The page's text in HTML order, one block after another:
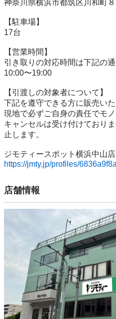
神奈川県横浜市都筑区川和町８
【駐⾞場】
17台
【営業時間】
引き取りの対応時間は下記の
10:00〜19:00
【引渡しの対象者について】
下記を遵守できる⽅に販売いた
現地で必ずご⾃⾝の責任でモ
キャンセルは受け付けており
⽌します。
https://jmty.jp/profiles/
店舗情報